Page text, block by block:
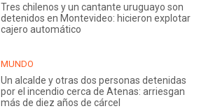
Tres chilenos y un cantante uruguayo son
detenidos en Montevideo: hicieron explotar
cajero automático
MUNDO
Un alcalde y otras dos personas detenidas
por el incendio cerca de Atenas: arriesgan
más de diez años de cárcel